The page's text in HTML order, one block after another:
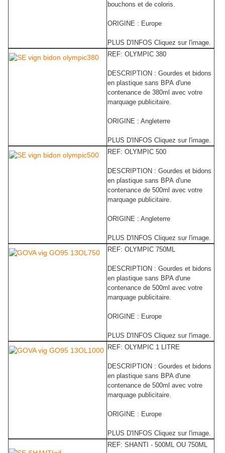
bouchons et de coloris.
ORIGINE : Europe
PLUS D'INFOS Cliquez sur l'image.
REF: OLYMPIC 380
DESCRIPTION : Gourdes et bidons
en plastique sans BPA d'une
contenance de 380ml avec votre
marquage publicitaire.
ORIGINE : Angleterre
PLUS D'INFOS Cliquez sur l'image.
REF: OLYMPIC 500
DESCRIPTION : Gourdes et bidons
en plastique sans BPA d'une
contenance de 500ml avec votre
marquage publicitaire.
ORIGINE : Angleterre
PLUS D'INFOS Cliquez sur l'image.
REF: OLYMPIC 750ML
DESCRIPTION : Gourdes et bidons
en plastique sans BPA d'une
contenance de 500ml avec votre
marquage publicitaire.
ORIGINE : Europe
PLUS D'INFOS Cliquez sur l'image.
REF: OLYMPIC 1 LITRE
DESCRIPTION : Gourdes et bidons
en plastique sans BPA d'une
contenance de 500ml avec votre
marquage publicitaire.
ORIGINE : Europe
PLUS D'INFOS Cliquez sur l'image.
REF: SHANTI - 500ML OU 750ML